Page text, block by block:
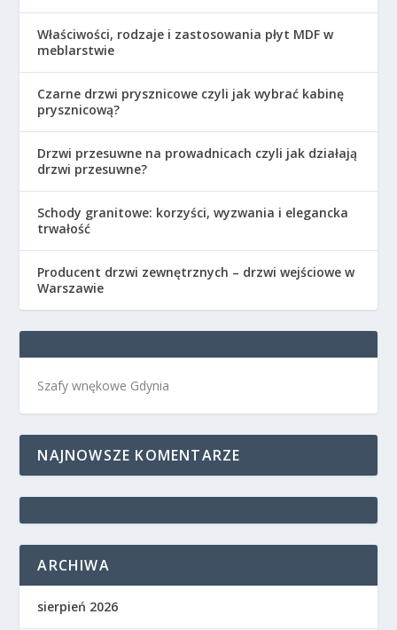
Właściwości, rodzaje i zastosowania płyt MDF w
meblarstwie
Czarne drzwi prysznicowe czyli jak wybrać kabinę
prysznicową?
Drzwi przesuwne na prowadnicach czyli jak działają
drzwi przesuwne?
Schody granitowe: korzyści, wyzwania i elegancka
trwałość
Producent drzwi zewnętrznych – drzwi wejściowe w
Warszawie
Szafy wnękowe Gdynia
NAJNOWSZE KOMENTARZE
ARCHIWA
sierpień 2026